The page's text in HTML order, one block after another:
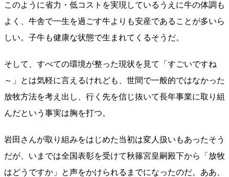
このように省力・低コストを実現しているうえに牛の体調も
よく、牛舎で一生を過ごす牛よりも安産であることが多いら
しい。子牛も健康な状態で生まれてくるそうだ。
そして、すべての環境が整った現状を見て「すごいですね
～」とは気軽に言えるけれども、世間で一般的ではなかった
放牧方法を考え出し、行く先を信じ抜いて長年事業に取り組
んだという事実は胸を打つ。
岩田さんが取り組みをはじめた当初は変人扱いもあったそう
だが、いまでは全国表彰を受けて秋篠宮皇嗣殿下から「放牧
はどうですか」と声をかけられるまでになったのだ。ああ、